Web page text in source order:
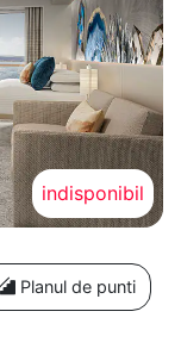
indisponibil
Planul de punti